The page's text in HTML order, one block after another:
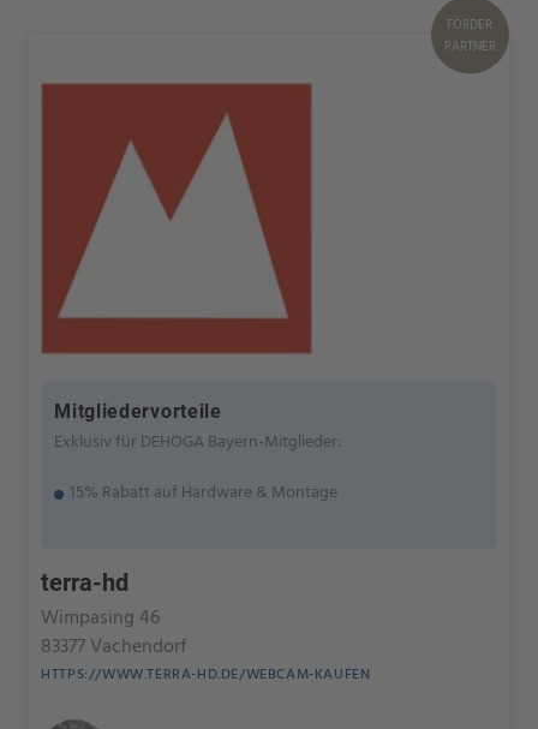
FÖRDER
PARTNER
Mitgliedervorteile
Exklusiv für DEHOGA Bayern-Mitglieder:
15% Rabatt auf Hardware & Montage
terra-hd
Wimpasing 46
83377 Vachendorf
HTTPS://WWW.TERRA-HD.DE/WEBCAM-KAUFEN